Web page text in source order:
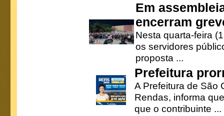
Em
encerram
Nesta quarta-feira
os servidores
proposta ...
Prefeitura
A Prefeitura de São
Rendas, informa
que o contribuinte ...